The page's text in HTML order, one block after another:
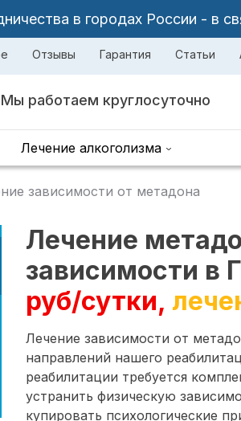
в городах России - в
Отзывы Гарантия Статьи
Мы работаем круглосуточно
Лечение алкоголизма
зависимости от метадона
Лечение
зависимости в
руб/сутки,
Лечение зависимости от
направлений нашего
реабилитации требуется
устранить физическую
купировать психологические